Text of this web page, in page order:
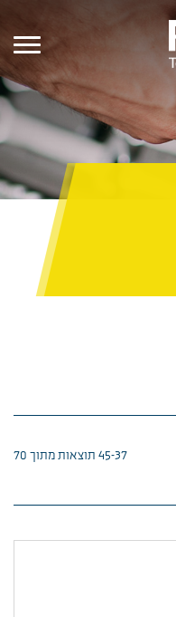
37–45 תוצאות מתוך 70